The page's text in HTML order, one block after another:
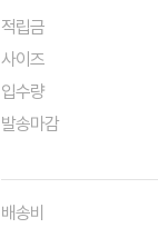
적립금
사이즈
입수량
발송마감
배송비